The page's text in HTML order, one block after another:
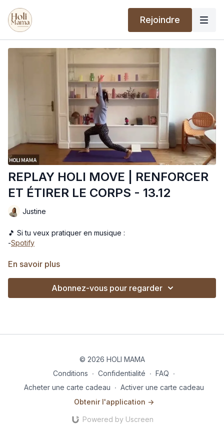
Rejoindre
REPLAY HOLI MOVE | RENFORCER
ET ÉTIRER LE CORPS - 13.12
Justine
🎵 Si tu veux pratiquer en musique :
-Spotify
Un flow pour étirer et renforcer le corps en profondeur
En savoir plus
Abonnez-vous pour regarder
© 2026 HOLI MAMA
Conditions ∙ Confidentialité ∙ FAQ ∙
Acheter une carte cadeau ∙ Activer une carte cadeau
Obtenir l'application ->
Powered by Uscreen